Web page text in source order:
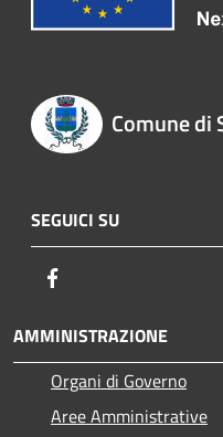
Comune di
SEGUICI SU
AMMINISTRAZIONE
Organi di Governo
Aree Amministrative